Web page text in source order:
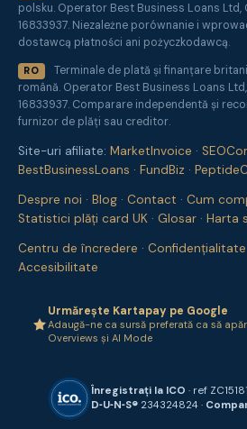
polsku. Operator Best Business Loans Ltd,
16833937. Niezależne porównanie i
dostawcą płatności ani pożyczkodawcą.
RO
Terminale de plată și finanțare
română. Operator Best Business Loans
16833937. Comparare independentă și
furnizor de plăți sau creditor.
Site-uri afiliate: MarketInvoice ·
BestBusinessLoans · FundBiz ·
Despre noi · Blog · Contact · Cum
Statistici plăți card UK · Glosar · Harta
Centru de încredere · Confidențialitate
Accesibilitate
Urmărește Kartapay pe Google
Adaugă-ne ca sursă preferată ca să
Overviews și AI Mode
Înregistrați la ICO · ref
D‑U‑N‑S® 234324824 ·